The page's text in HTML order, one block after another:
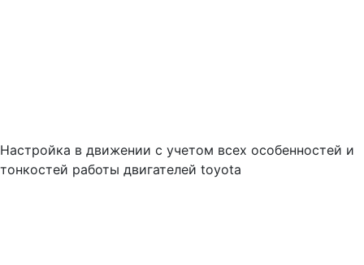
Настройка в движении с учетом всех особенностей и
тонкостей работы двигателей toyota